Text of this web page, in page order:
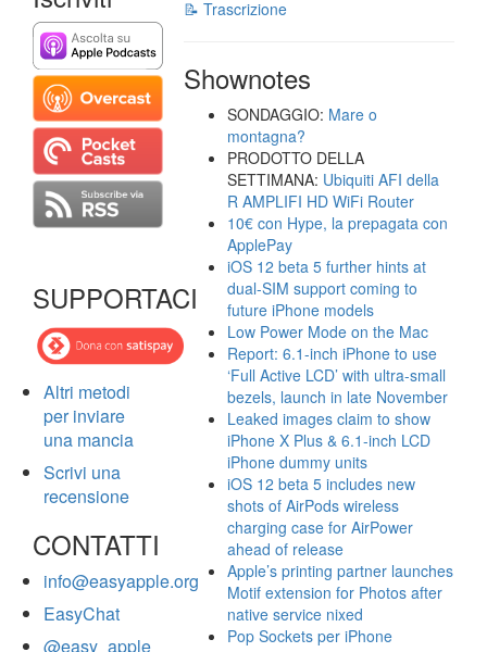
SUPPORTACI
Altri metodi
per inviare
una mancia
Scrivi una
recensione
CONTATTI
info@easyapple.org
EasyChat
@easy_apple
📝 Trascrizione
Shownotes
SONDAGGIO: Mare o
montagna?
PRODOTTO DELLA
SETTIMANA: Ubiquiti AFI della
R AMPLIFI HD WiFi Router
10€ con Hype, la prepagata con
ApplePay
iOS 12 beta 5 further hints at
dual-SIM support coming to
future iPhone models
Low Power Mode on the Mac
Report: 6.1-inch iPhone to use
‘Full Active LCD’ with ultra-small
bezels, launch in late November
Leaked images claim to show
iPhone X Plus & 6.1-inch LCD
iPhone dummy units
iOS 12 beta 5 includes new
shots of AirPods wireless
charging case for AirPower
ahead of release
Apple’s printing partner launches
Motif extension for Photos after
native service nixed
Pop Sockets per iPhone